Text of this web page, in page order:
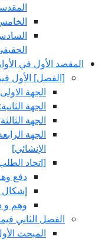
المقصد الأول في
[الفصل‏] الأول
الجهة
الجهة
الجهة
الجهة
الإنشائي‏]
[اتحاد
دفع
إشكال
وهم و
الفصل الثاني
المبحث